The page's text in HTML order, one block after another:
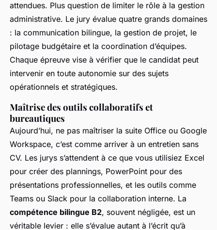
attendues. Plus question de limiter le rôle à la gestion
administrative. Le jury évalue quatre grands domaines
: la communication bilingue, la gestion de projet, le
pilotage budgétaire et la coordination d’équipes.
Chaque épreuve vise à vérifier que le candidat peut
intervenir en toute autonomie sur des sujets
opérationnels et stratégiques.
Maîtrise des outils collaboratifs et
bureautiques
Aujourd’hui, ne pas maîtriser la suite Office ou Google
Workspace, c’est comme arriver à un entretien sans
CV. Les jurys s’attendent à ce que vous utilisiez Excel
pour créer des plannings, PowerPoint pour des
présentations professionnelles, et les outils comme
Teams ou Slack pour la collaboration interne. La
compétence bilingue B2, souvent négligée, est un
véritable levier : elle s’évalue autant à l’écrit qu’à